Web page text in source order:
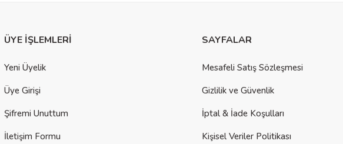
ÜYE İŞLEMLERİ
Yeni Üyelik
Üye Girişi
Şifremi Unuttum
İletişim Formu
SAYFALAR
Mesafeli Satış Sözleşmesi
Gizlilik ve Güvenlik
İptal & İade Koşulları
Kişisel Veriler Politikası